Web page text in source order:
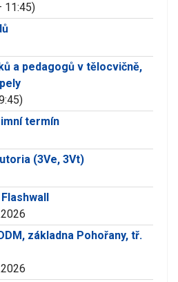
11:45)
a pedagogů v tělocvičně,
termín
(3Ve, 3Vt)
základna Pohořany, tř.